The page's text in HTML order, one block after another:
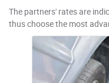
The partners' rates are
thus choose the most